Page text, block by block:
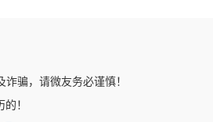
骗，请微友务必谨慎！
！